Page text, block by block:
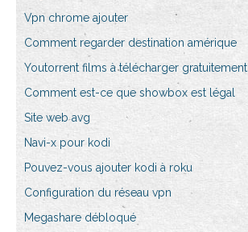
Vpn chrome ajouter
Comment regarder destination amérique
Youtorrent films à télécharger gratuitement
Comment est-ce que showbox est légal
Site web avg
Navi-x pour kodi
Pouvez-vous ajouter kodi à roku
Configuration du réseau vpn
Megashare débloqué